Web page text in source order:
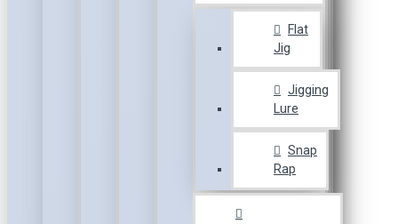
Flat
Jig
Jigging
Lure
Snap
Rap